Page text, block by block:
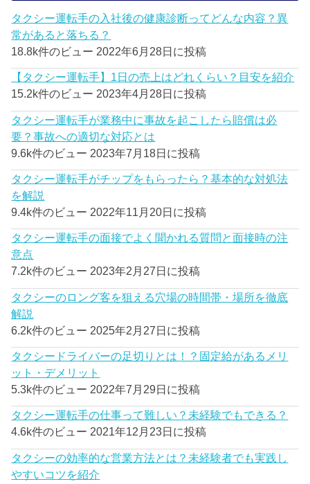
タクシー運転手の入社後の健康診断ってどんな内容？異
常があると落ちる？
18.8k件のビュー 2022年6月28日に投稿
【タクシー運転手】1日の売上はどれくらい？目安を紹介
15.2k件のビュー 2023年4月28日に投稿
タクシー運転手が業務中に事故を起こしたら賠償は必
要？事故への適切な対応とは
9.6k件のビュー 2023年7月18日に投稿
タクシー運転手がチップをもらったら？基本的な対処法
を解説
9.4k件のビュー 2022年11月20日に投稿
タクシー運転手の面接でよく聞かれる質問と面接時の注
意点
7.2k件のビュー 2023年2月27日に投稿
タクシーのロング客を狙える穴場の時間帯・場所を徹底
解説
6.2k件のビュー 2025年2月27日に投稿
タクシードライバーの足切りとは！？固定給があるメリ
ット・デメリット
5.3k件のビュー 2022年7月29日に投稿
タクシー運転手の仕事って難しい？未経験でもできる？
4.6k件のビュー 2021年12月23日に投稿
タクシーの効率的な営業方法とは？未経験者でも実践し
やすいコツを紹介